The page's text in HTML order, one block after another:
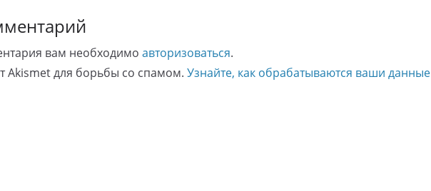
вам необходимо авторизоваться.
Akismet для борьбы со спамом. Узнайте, как обрабатываются ваши данные